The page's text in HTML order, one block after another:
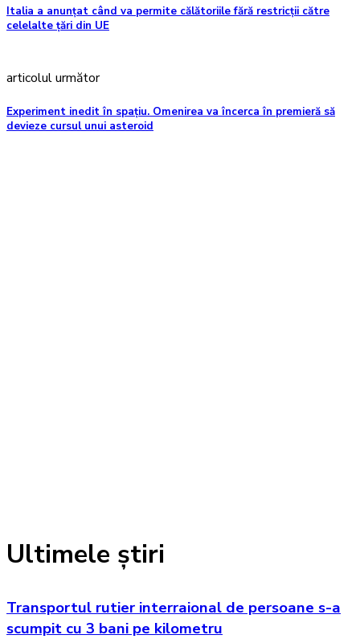
Italia a anunțat când va permite călătoriile fără restricţii către
celelalte ţări din UE
articolul următor
Experiment inedit în spațiu. Omenirea va încerca în premieră să
devieze cursul unui asteroid
Ultimele știri
Transportul rutier interraional de persoane s-a
scumpit cu 3 bani pe kilometru